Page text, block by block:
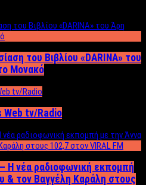
του Βιβλίου «DARINA» του
Μονακό
Web tv/Radio
Η νέα ραδιοφωνική εκπομπή
& τον Βαγγέλη Καράλη στους